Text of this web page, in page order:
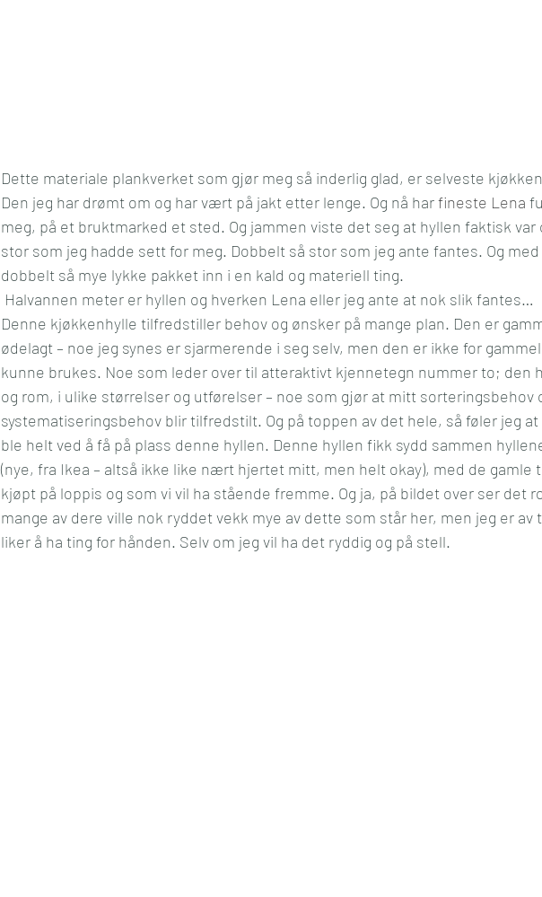
Dette materiale plankverket som gjør meg så inderlig glad, er selveste
Den jeg har drømt om og har vært på jakt etter lenge. Og nå har fineste Lena
meg, på et bruktmarked et sted. Og jammen viste det seg at hyllen faktisk var
stor som jeg hadde sett for meg. Dobbelt så stor som jeg ante fantes. Og
dobbelt så mye lykke pakket inn i en kald og materiell ting.
Halvannen meter er hyllen og hverken Lena eller jeg ante at nok slik fantes…
Denne kjøkkenhylle tilfredstiller behov og ønsker på mange plan. Den er
ødelagt – noe jeg synes er sjarmerende i seg selv, men den er ikke for
kunne brukes. Noe som leder over til atteraktivt kjennetegn nummer to; den
og rom, i ulike størrelser og utførelser – noe som gjør at mitt sorteringsbehov
systematiseringsbehov blir tilfredstilt. Og på toppen av det hele, så føler jeg
ble helt ved å få på plass denne hyllen. Denne hyllen fikk sydd sammen
(nye, fra Ikea – altså ikke like nært hjertet mitt, men helt okay), med de gamle
kjøpt på loppis og som vi vil ha stående fremme. Og ja, på bildet over ser det
mange av dere ville nok ryddet vekk mye av dette som står her, men jeg er av
liker å ha ting for hånden. Selv om jeg vil ha det ryddig og på stell.